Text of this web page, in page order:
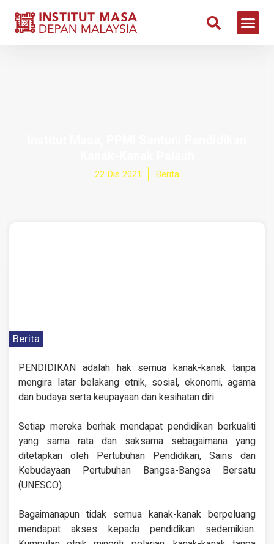
22 Dis 2021 Berita
Berita
PENDIDIKAN adalah hak semua kanak-kanak tanpa
mengira latar belakang etnik, sosial, ekonomi, agama
dan budaya serta keupayaan dan kesihatan diri.
Setiap mereka berhak mendapat pendidikan berkualiti
yang sama rata dan saksama sebagaimana yang
ditetapkan oleh Pertubuhan Pendidikan, Sains dan
Kebudayaan Pertubuhan Bangsa-Bangsa Bersatu
(UNESCO).
Bagaimanapun tidak semua kanak-kanak berpeluang
mendapat akses kepada pendidikan sedemikian.